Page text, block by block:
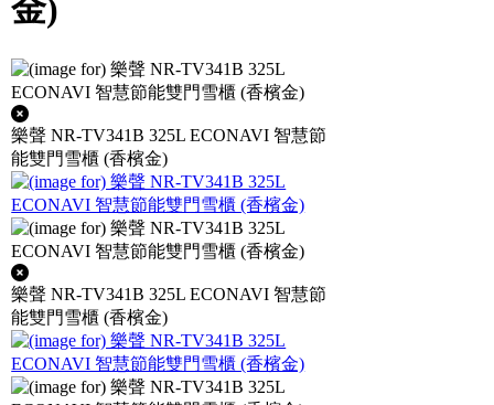
金)
樂聲 NR-TV341B 325L ECONAVI 智慧節
能雙門雪櫃 (香檳金)
樂聲 NR-TV341B 325L ECONAVI 智慧節
能雙門雪櫃 (香檳金)